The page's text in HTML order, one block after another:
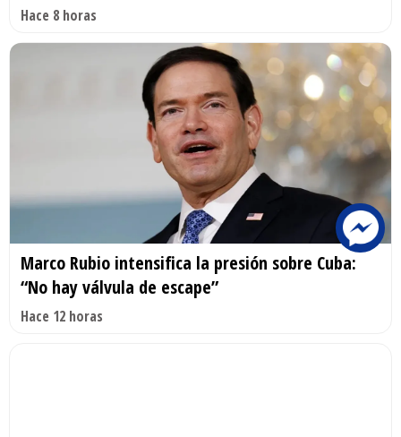
Hace 8 horas
Marco Rubio intensifica la presión sobre Cuba:
“No hay válvula de escape”
Hace 12 horas